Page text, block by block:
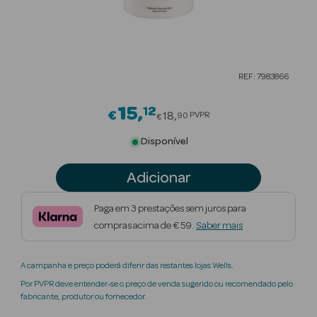
Beauty Season
Nutricosmética
Perfumes
Beauty Season
REF: 7983866
€15 12Price reduced from
€18 90 PVPR
Disponível
Adicionar
Paga em 3 prestações sem juros para
compras acima de € 59. Saber mais
A campanha e preço poderá diferir das restantes lojas Wells.
Por PVPR deve entender-se o preço de venda sugerido ou recomendado pelo
fabricante, produtor ou fornecedor.